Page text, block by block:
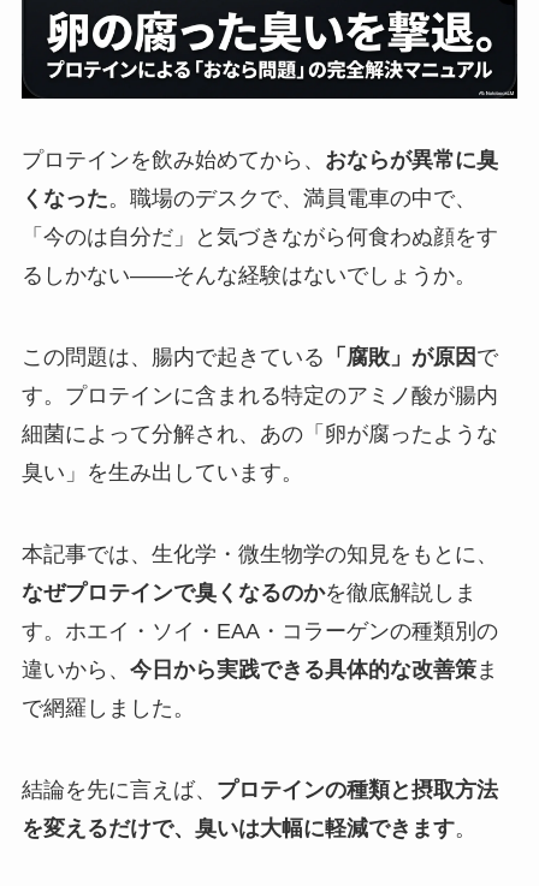
プロテインを飲み始めてから、 おならが異常に臭
くなった。職場のデスクで、満員電車の中で、
「今のは自分だ」と気づきながら何食わぬ顔をす
るしかない——そんな経験はないでしょうか。
この問題は、腸内で起きている 「腐敗」が原因 で
す。プロテインに含まれる特定のアミノ酸が腸内
細菌によって分解され、あの「卵が腐ったような
臭い」を生み出しています。
本記事では、生化学・微生物学の知見をもとに、
なぜプロテインで臭くなるのかを徹底解説しま
す。ホエイ・ソイ・EAA・コラーゲンの種類別の
違いから、 今日から実践できる具体的な改善策ま
で網羅しました。
結論を先に言えば、 プロテインの種類と摂取方法
を変えるだけで、臭いは大幅に軽減できます。